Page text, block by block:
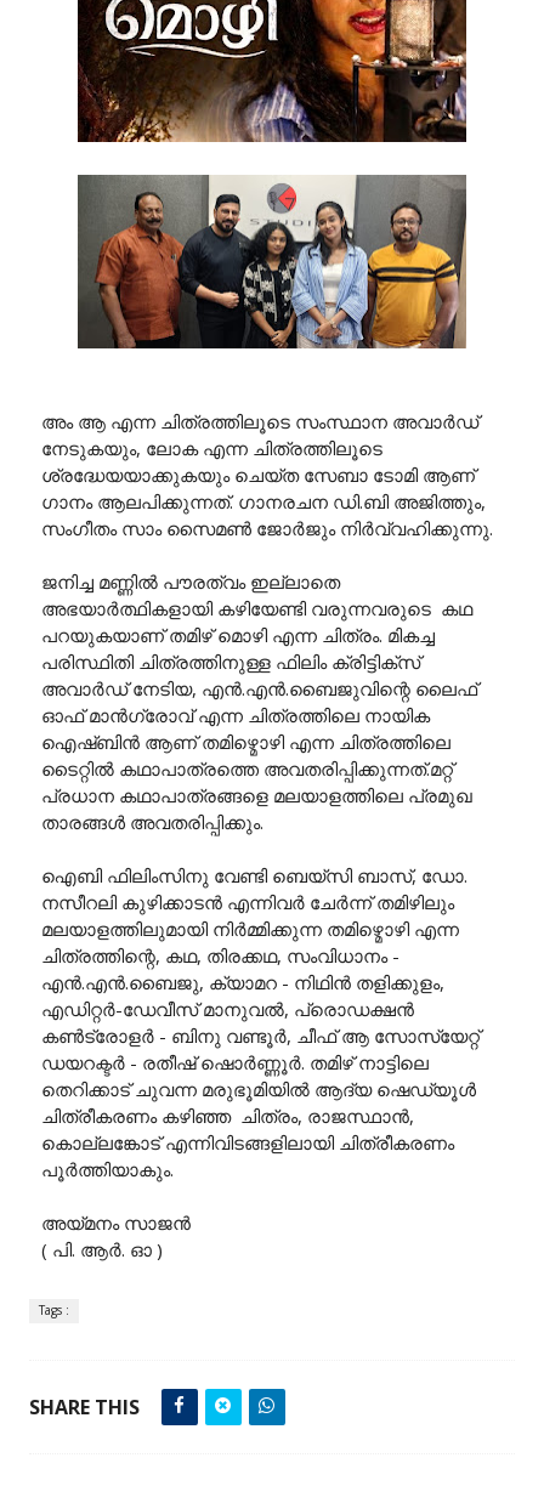
അം ആ എന്ന ചിത്രത്തിലൂടെ സംസ്ഥാന അവാർഡ്
നേടുകയും, ലോക എന്ന ചിത്രത്തിലൂടെ
ശ്രദ്ധേയയാക്കുകയും ചെയ്ത സേബാ ടോമി ആണ്
ഗാനം ആലപിക്കുന്നത്. ഗാനരചന ഡി.ബി അജിത്തും,
സംഗീതം സാം സൈമൺ ജോർജും നിർവ്വഹിക്കുന്നു.
ജനിച്ച മണ്ണിൽ പൗരത്വം ഇല്ലാതെ
അഭയാർത്ഥികളായി കഴിയേണ്ടി വരുന്നവരുടെ കഥ
പറയുകയാണ് തമിഴ് മൊഴി എന്ന ചിത്രം. മികച്ച
പരിസ്ഥിതി ചിത്രത്തിനുള്ള ഫിലിം ക്രിട്ടിക്സ്
അവാർഡ് നേടിയ, എൻ.എൻ.ബൈജുവിന്റെ ലൈഫ്
ഓഫ് മാൻഗ്രോവ് എന്ന ചിത്രത്തിലെ നായിക
ഐഷ്ബിൻ ആണ് തമിഴ്മൊഴി എന്ന ചിത്രത്തിലെ
ടൈറ്റിൽ കഥാപാത്രത്തെ അവതരിപ്പിക്കുന്നത്.മറ്റ്
പ്രധാന കഥാപാത്രങ്ങളെ മലയാളത്തിലെ പ്രമുഖ
താരങ്ങൾ അവതരിപ്പിക്കും.
ഐബി ഫിലിംസിനു വേണ്ടി ബെയ്സി ബാസ്, ഡോ.
നസീറലി കുഴിക്കാടൻ എന്നിവർ ചേർന്ന് തമിഴിലും
മലയാളത്തിലുമായി നിർമ്മിക്കുന്ന തമിഴ്മൊഴി എന്ന
ചിത്രത്തിന്റെ, കഥ, തിരക്കഥ, സംവിധാനം -
എൻ.എൻ.ബൈജു, ക്യാമറ - നിഥിൻ തളിക്കുളം,
എഡിറ്റർ-ഡേവീസ് മാനുവൽ, പ്രൊഡക്ഷൻ
കൺട്രോളർ - ബിനു വണ്ടൂർ, ചീഫ് ആ സോസ്യേറ്റ്
ഡയറക്ടർ - രതീഷ് ഷൊർണ്ണൂർ. തമിഴ് നാട്ടിലെ
തെറിക്കാട് ചുവന്ന മരുഭൂമിയിൽ ആദ്യ ഷെഡ്യൂൾ
ചിത്രീകരണം കഴിഞ്ഞ ചിത്രം, രാജസ്ഥാൻ,
കൊല്ലങ്കോട് എന്നിവിടങ്ങളിലായി ചിത്രീകരണം
പൂർത്തിയാകും.
അയ്മനം സാജൻ
( പി. ആർ. ഓ )
Tags :
SHARE THIS